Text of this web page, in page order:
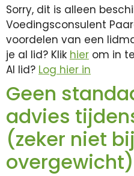
Sorry, dit is alleen
Voedingsconsulent
voordelen van een
je al lid? Klik hier om in
Al lid? Log hier in
Geen
advies
(zeker niet bij
overgewicht)